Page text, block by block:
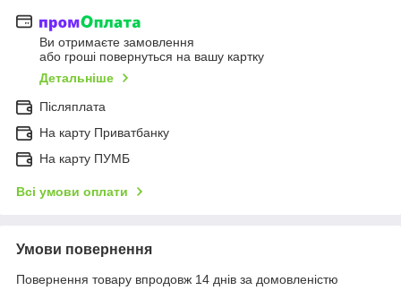
Ви отримаєте замовлення
або гроші повернуться на вашу картку
Детальніше
Післяплата
На карту Приватбанку
На карту ПУМБ
Всі умови оплати
Умови повернення
Повернення товару впродовж 14 днів за домовленістю